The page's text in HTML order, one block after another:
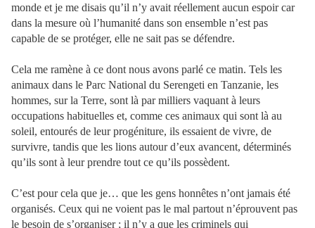
monde et je me disais qu’il n’y avait réellement aucun espoir car
dans la mesure où l’humanité dans son ensemble n’est pas
capable de se protéger, elle ne sait pas se défendre.
Cela me ramène à ce dont nous avons parlé ce matin. Tels les
animaux dans le Parc National du Serengeti en Tanzanie, les
hommes, sur la Terre, sont là par milliers vaquant à leurs
occupations habituelles et, comme ces animaux qui sont là au
soleil, entourés de leur progéniture, ils essaient de vivre, de
survivre, tandis que les lions autour d’eux avancent, déterminés
qu’ils sont à leur prendre tout ce qu’ils possèdent.
C’est pour cela que je… que les gens honnêtes n’ont jamais été
organisés. Ceux qui ne voient pas le mal partout n’éprouvent pas
le besoin de s’organiser ; il n’y a que les criminels qui